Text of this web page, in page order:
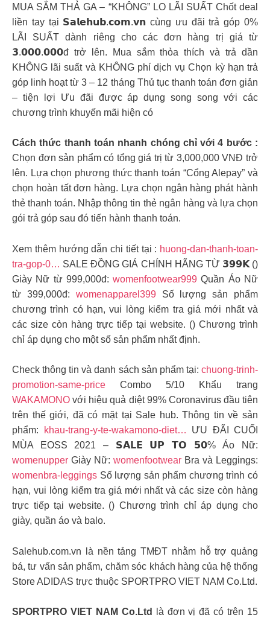
MUA SẮM THẢ GA – “KHÔNG” LO LÃI SUẤT Chốt deal
liền tay tại 𝗦𝗮𝗹𝗲𝗵𝘂𝗯.𝗰𝗼𝗺.𝘃𝗻 cùng ưu đãi trả góp 0%
LÃI SUẤT dành riêng cho các đơn hàng trị giá từ
𝟯.𝟬𝟬𝟬.𝟬𝟬𝟬đ trở lên. Mua sắm thỏa thích và trả dần
KHÔNG lãi suất và KHÔNG phí dịch vụ Chọn kỳ hạn trả
góp linh hoạt từ 3 – 12 tháng Thủ tục thanh toán đơn giản
– tiện lợi Ưu đãi được áp dụng song song với các
chương trình khuyến mãi hiện có
Cách thức thanh toán nhanh chóng chỉ với 4 bước :
Chọn đơn sản phẩm có tổng giá trị từ 3,000,000 VNĐ trở
lên. Lựa chọn phương thức thanh toán “Cổng Alepay” và
chọn hoàn tất đơn hàng. Lựa chọn ngân hàng phát hành
thẻ thanh toán. Nhập thông tin thẻ ngân hàng và lựa chọn
gói trả góp sau đó tiến hành thanh toán.
Xem thêm hướng dẫn chi tiết tại : huong-dan-thanh-toan-
tra-gop-0… SALE ĐỒNG GIÁ CHÍNH HÃNG TỪ 𝟯𝟵𝟵𝗞 ()
Giày Nữ từ 999,000đ:womenfootwear999 Quần Áo Nữ
từ 399,000đ: womenapparel399Số lượng sản phẩm
chương trình có hạn, vui lòng kiểm tra giá mới nhất và
các size còn hàng trực tiếp tại website. () Chương trình
chỉ áp dụng cho một số sản phẩm nhất định.
Check thông tin và danh sách sản phẩm tại: chuong-trinh-
promotion-same-price Combo 5/10 Khẩu trang
WAKAMONO với hiệu quả diệt 99% Coronavirus đầu tiên
trên thế giới, đã có mặt tại Sale hub. Thông tin về sản
phẩm:
khau-trang-y-te-wakamono-diet… ƯU ĐÃI CUỐI
MÙA EOSS 2021 – 𝗦𝗔𝗟𝗘 𝗨𝗣 𝗧𝗢 𝟱𝟬% Áo Nữ:
womenupper Giày Nữ: womenfootwear Bra và Leggings:
womenbra-leggings Số lượng sản phẩm chương trình có
hạn, vui lòng kiểm tra giá mới nhất và các size còn hàng
trực tiếp tại website. () Chương trình chỉ áp dụng cho
giày, quần áo và balo.
Salehub.com.vn là nền tảng TMĐT nhằm hỗ trợ quảng
bá, tư vấn sản phẩm, chăm sóc khách hàng của hệ thống
Store ADIDAS trực thuộc SPORTPRO VIET NAM Co.Ltd.
SPORTPRO VIET NAM Co.Ltd
là đơn vị đã có trên 15